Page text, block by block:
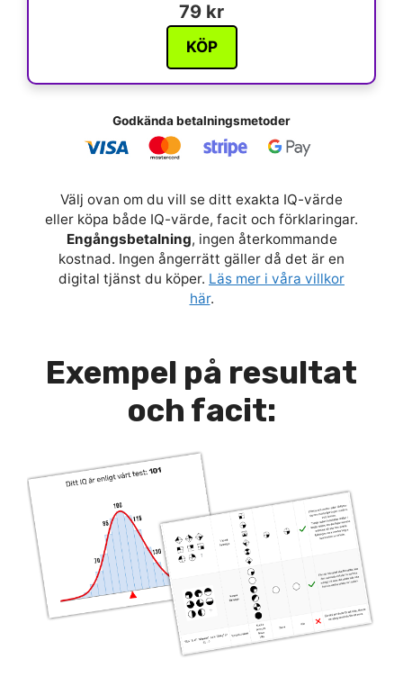
79 kr
KÖP
Godkända betalningsmetoder
Välj ovan om du vill se ditt exakta IQ-värde
eller köpa både IQ-värde, facit och förklaringar.
Engångsbetalning, ingen återkommande
kostnad. Ingen ångerrätt gäller då det är en
digital tjänst du köper. Läs mer i våra villkor
här.
Exempel på resultat
och facit: